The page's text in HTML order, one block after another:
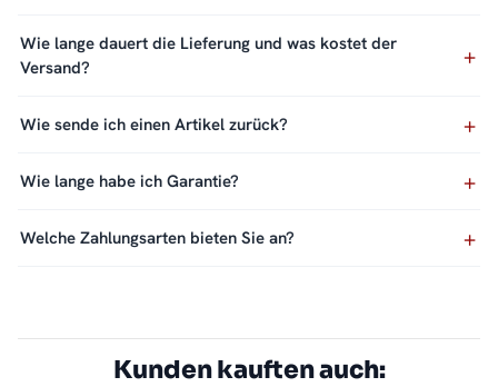
Wie lange dauert die Lieferung und was kostet der
Versand?
Wie sende ich einen Artikel zurück?
Wie lange habe ich Garantie?
Welche Zahlungsarten bieten Sie an?
Kunden kauften auch: